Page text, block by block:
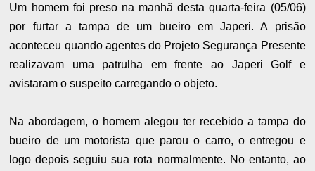
Um homem foi preso na manhã desta quarta-feira (05/06)
por furtar a tampa de um bueiro em Japeri. A prisão
aconteceu quando agentes do Projeto Segurança Presente
realizavam uma patrulha em frente ao Japeri Golf e
avistaram o suspeito carregando o objeto.
Na abordagem, o homem alegou ter recebido a tampa do
bueiro de um motorista que parou o carro, o entregou e
logo depois seguiu sua rota normalmente. No entanto, ao